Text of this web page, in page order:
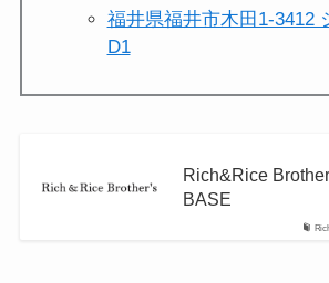
福井県福井市木田1-3412
D1
Rich&Rice
BASE